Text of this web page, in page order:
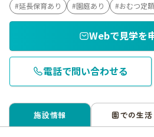
延長保育あり 園庭あり おむつ定
Webで見学を
電話で問い合わせる
施設情報 園での生活